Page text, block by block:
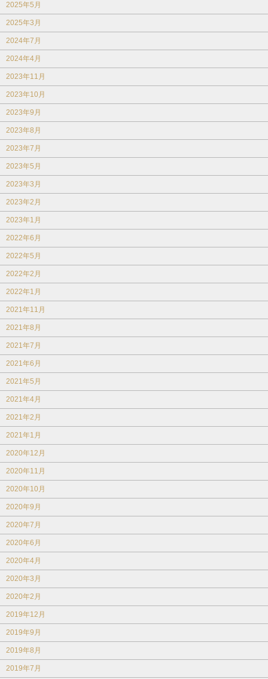
2025年5月
2025年3月
2024年7月
2024年4月
2023年11月
2023年10月
2023年9月
2023年8月
2023年7月
2023年5月
2023年3月
2023年2月
2023年1月
2022年6月
2022年5月
2022年2月
2022年1月
2021年11月
2021年8月
2021年7月
2021年6月
2021年5月
2021年4月
2021年2月
2021年1月
2020年12月
2020年11月
2020年10月
2020年9月
2020年7月
2020年6月
2020年4月
2020年3月
2020年2月
2019年12月
2019年9月
2019年8月
2019年7月